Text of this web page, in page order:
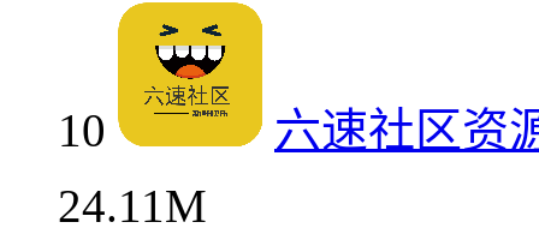
10
六速社区资
24.11M